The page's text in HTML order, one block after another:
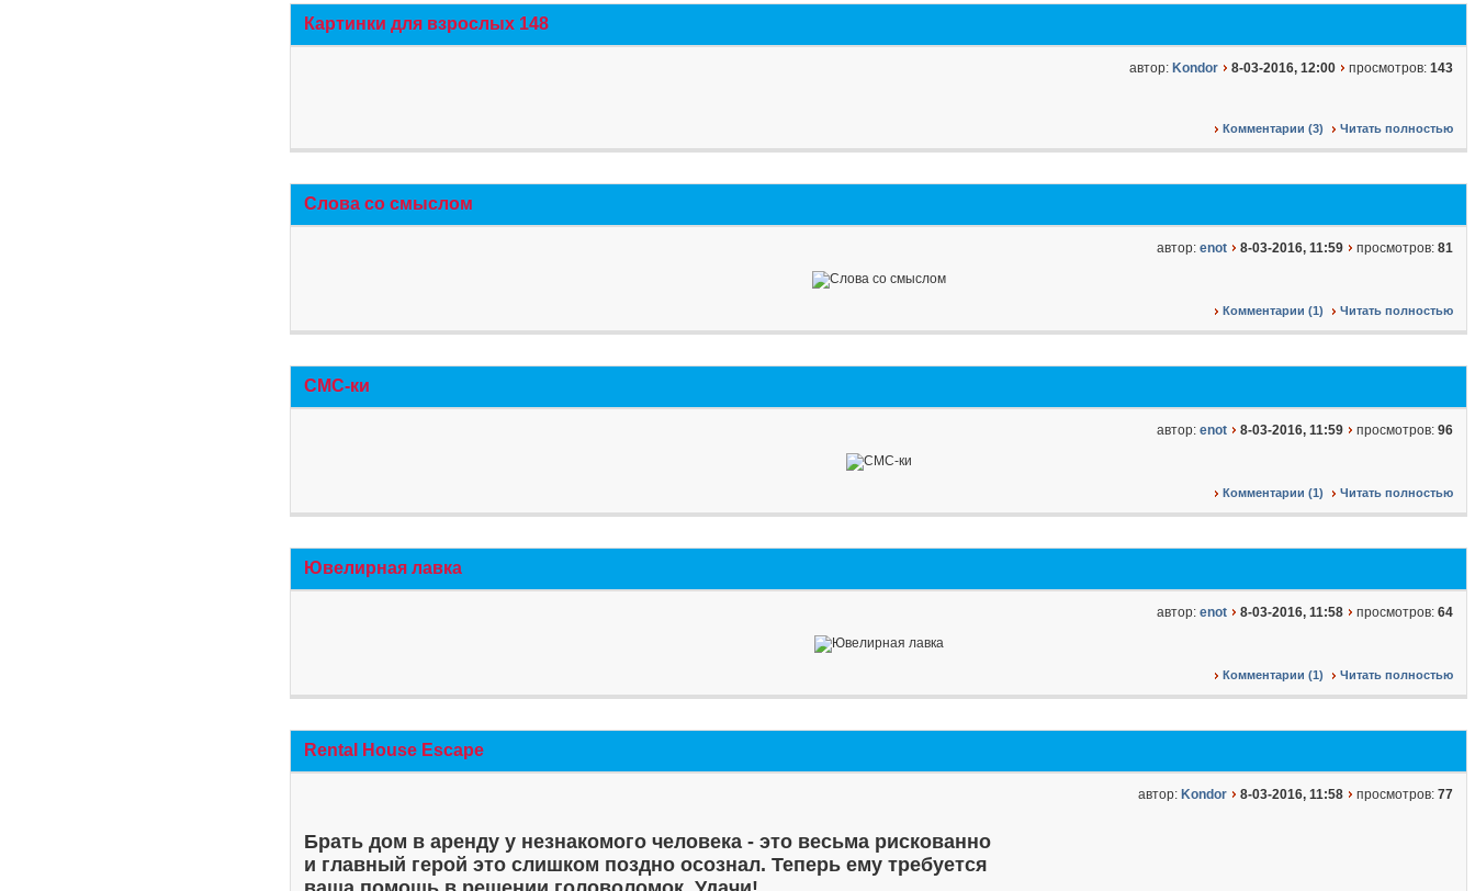
Картинки для взрослых 148
автор: Kondor 8-03-2016, 12:00 просмотров: 143
Комментарии (3) Читать полностью
Слова со смыслом
автор: enot 8-03-2016, 11:59 просмотров: 81
Комментарии (1) Читать полностью
СМС-ки
автор: enot 8-03-2016, 11:59 просмотров: 96
Комментарии (1) Читать полностью
Ювелирная лавка
автор: enot 8-03-2016, 11:58 просмотров: 64
Комментарии (1) Читать полностью
Rental House Escape
автор: Kondor 8-03-2016, 11:58 просмотров: 77
Брать дом в аренду у незнакомого человека - это весьма рискованно
и главный герой это слишком поздно осознал. Теперь ему требуется